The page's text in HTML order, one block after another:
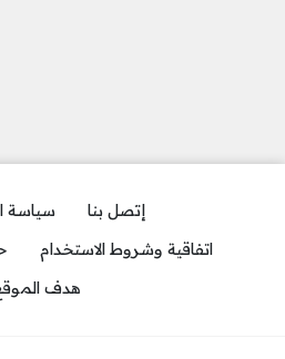
إتصل بنا
سياسة
اتفاقية وشروط الاستخدام
هدف